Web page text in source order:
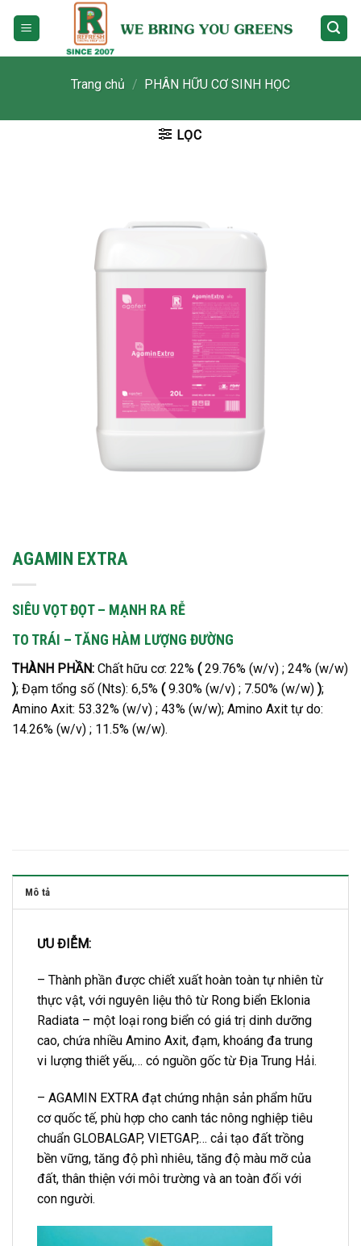
Trang chủ / PHÂN HỮU CƠ SINH HỌC
LỌC
AGAMIN EXTRA
SIÊU VỌT ĐỌT – MẠNH RA RỄ
TO TRÁI – TĂNG HÀM LƯỢNG ĐƯỜNG
THÀNH PHẦN: Chất hữu cơ: 22% (29.76% (w/v) ; 24% (w/w)
); Đạm tổng số (Nts): 6,5% (9.30% (w/v) ; 7.50% (w/w) );
Amino Axit: 53.32% (w/v) ; 43% (w/w); Amino Axit tự do:
14.26% (w/v) ; 11.5% (w/w).
Mô tả
ƯU ĐIỄM:
– Thành phần được chiết xuất hoàn toàn tự nhiên từ
thực vật, với nguyên liệu thô từ Rong biển Eklonia
Radiata – một loại rong biển có giá trị dinh dưỡng
cao, chứa nhiều Amino Axit, đạm, khoáng đa trung
vi lượng thiết yếu,… có nguồn gốc từ Địa Trung Hải.
– AGAMIN EXTRA đạt chứng nhận sản phẩm hữu
cơ quốc tế, phù hợp cho canh tác nông nghiệp tiêu
chuẩn GLOBALGAP, VIETGAP,… cải tạo đất trồng
bền vững, tăng độ phì nhiêu, tăng độ màu mỡ của
đất, thân thiện với môi trường và an toàn đối với
con người.